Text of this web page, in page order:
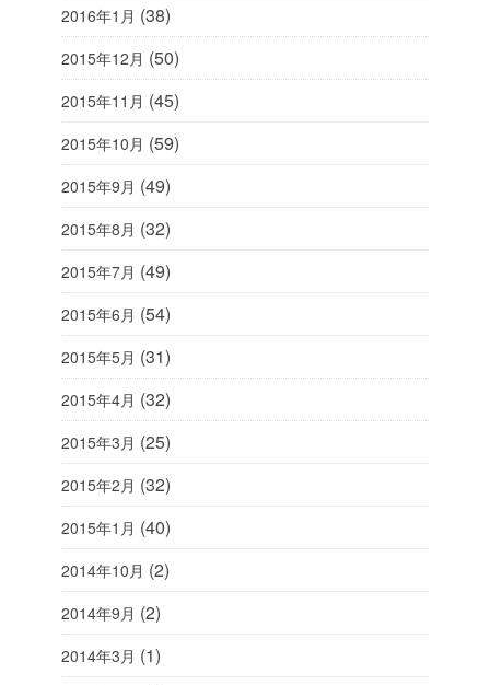
2016年1月 (38)
2015年12月 (50)
2015年11月 (45)
2015年10月 (59)
2015年9月 (49)
2015年8月 (32)
2015年7月 (49)
2015年6月 (54)
2015年5月 (31)
2015年4月 (32)
2015年3月 (25)
2015年2月 (32)
2015年1月 (40)
2014年10月 (2)
2014年9月 (2)
2014年3月 (1)